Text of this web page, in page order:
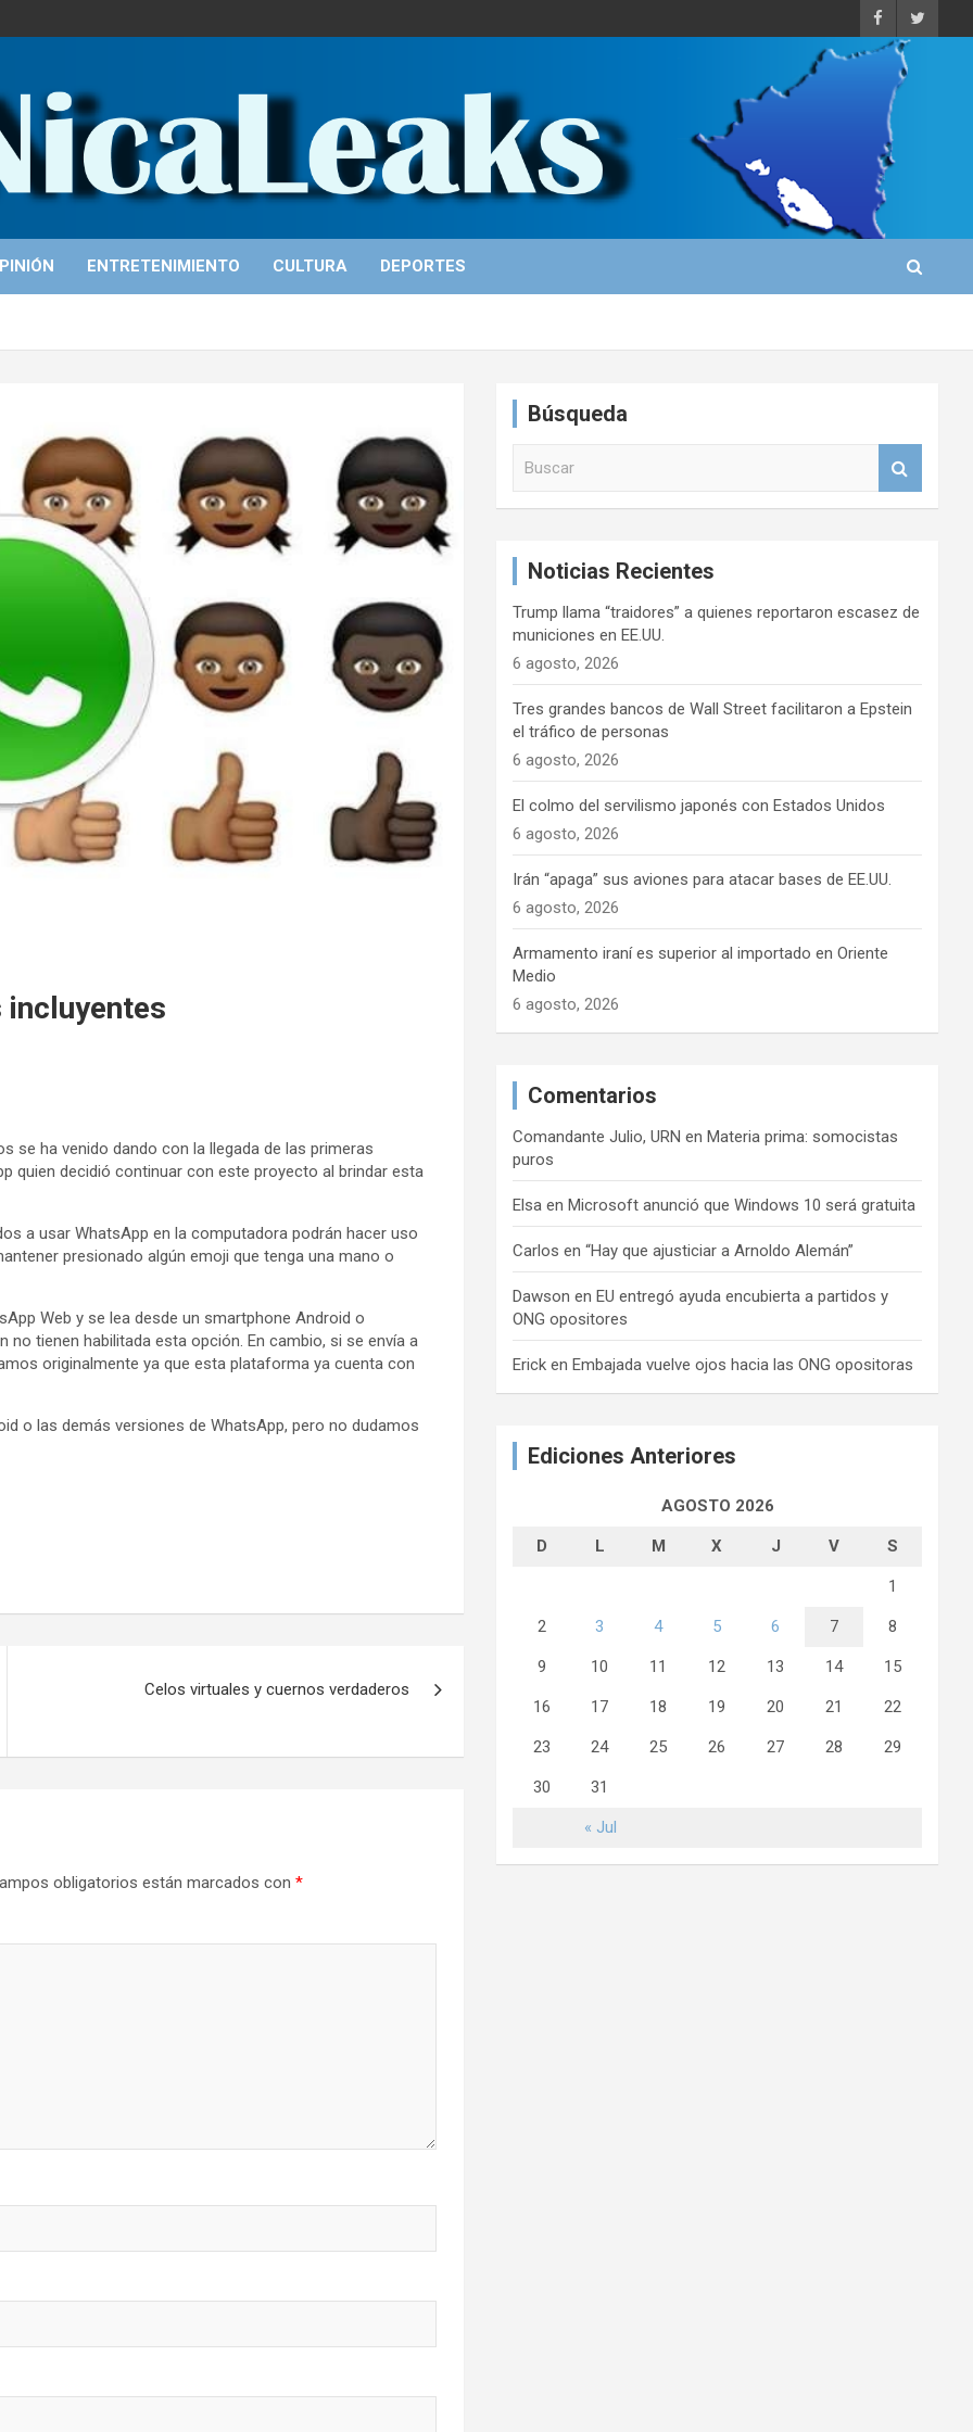
ENTRETENIMIENTO CULTURA DEPORTES
incluyentes
se ha venido dando con la llegada de las primeras
quien decidió continuar con este proyecto al brindar esta
a usar WhatsApp en la computadora podrán hacer uso
presionado algún emoji que tenga una mano o
Web y se lea desde un smartphone Android o
tienen habilitada esta opción. En cambio, si se envía a
originalmente ya que esta plataforma ya cuenta con
o las demás versiones de WhatsApp, pero no dudamos
Celos virtuales y cuernos verdaderos
obligatorios están marcados con *
Búsqueda
Noticias Recientes
Trump llama “traidores” a quienes reportaron escasez de
municiones en EE.UU.
6 agosto, 2026
Tres grandes bancos de Wall Street facilitaron a Epstein
el tráfico de personas
6 agosto, 2026
El colmo del servilismo japonés con Estados Unidos
6 agosto, 2026
Irán “apaga” sus aviones para atacar bases de EE.UU.
6 agosto, 2026
Armamento iraní es superior al importado en Oriente
Medio
6 agosto, 2026
Comentarios
Comandante Julio, URN en Materia prima: somocistas
puros
Elsa en Microsoft anunció que Windows 10 será gratuita
Carlosen“Hay que ajusticiar a Arnoldo Alemán”
Dawson en EU entregó ayuda encubierta a partidos y
ONG opositores
Erick en Embajada vuelve ojos hacia las ONG opositoras
Ediciones Anteriores
AGOSTO 2026
D L M X J V S
« Jul
1
2 3 4 5 6 7 8
9 10 11 12 13 14 15
16 17 18 19 20 21 22
23 24 25 26 27 28 29
30 31